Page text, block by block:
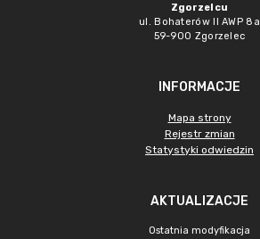
Zgorzelcu
ul. Bohaterów II AWP 8a
59-900 Zgorzelec
INFORMACJE
Mapa strony
Rejestr zmian
Statystyki odwiedzin
AKTUALIZACJE
Ostatnia modyfikacja